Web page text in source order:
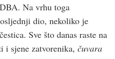
Na vrhu toga
dio, nekoliko je
Sve što danas raste na
sjene zatvorenika, čuvara